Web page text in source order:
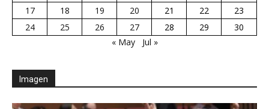
17
18 19 20 21 22
23
24
25 26 27 28 29
30
« May
Jul »
Imagen